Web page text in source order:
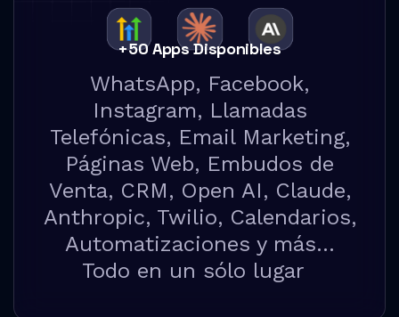
+50 Apps Disponibles
WhatsApp, Facebook,
Instagram, Llamadas
Telefónicas, Email Marketing,
Páginas Web, Embudos de
Venta, CRM, Open AI, Claude,
Anthropic, Twilio, Calendarios,
Automatizaciones y más...
Todo en un sólo lugar